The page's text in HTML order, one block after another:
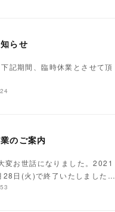
らせ
記期間、臨時休業とさせて頂
のご案内
変お世話になりました。2021
28日(火)で終了いたしました…